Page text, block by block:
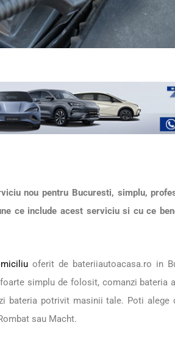
nou pentru Bucuresti, simplu,
ce include acest serviciu si cu ce
oferit de bateriiautoacasa.ro in
simplu de folosit, comanzi bateria
bateria potrivit masinii tale. Poti alege
sau Macht.